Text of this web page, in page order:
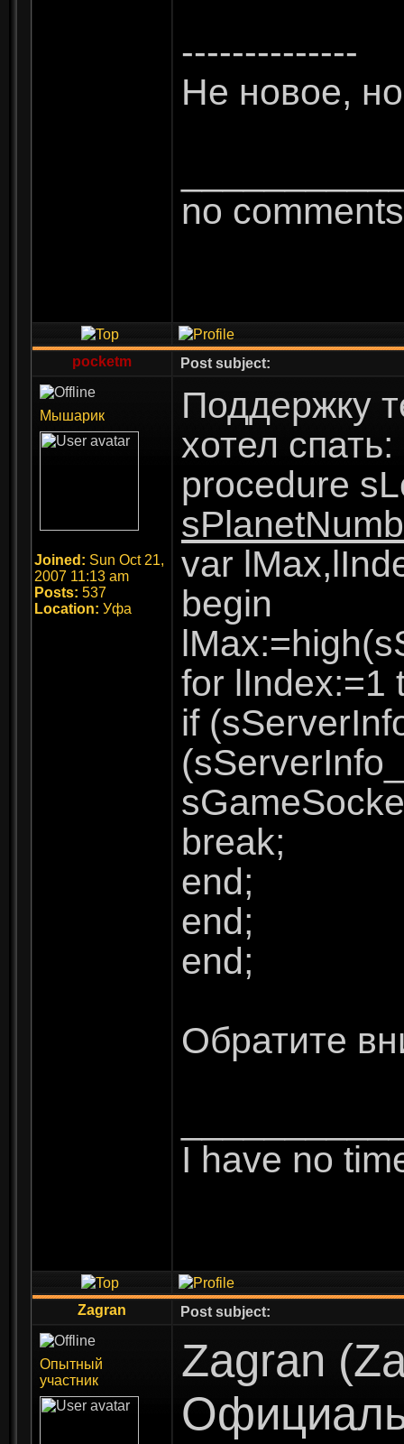
--------------
Не новое,
no comments
pocketm Post subject:
Мышарик
Joined: Sun Oct 21,
2007 11:13 am
Posts: 537
Location: Уфа
Поддержку
хотел спать:
procedure
var
begin
for lIndex:=1
if
break;
end;
end;
end;
Обратите
I have no
Zagran Post subject:
Опытный
участник
Zagran